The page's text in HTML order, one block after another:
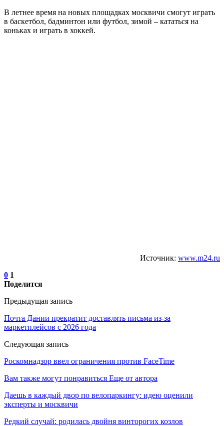
В летнее время на новых площадках москвичи смогут играть
в баскетбол, бадминтон или футбол, зимой – кататься на
коньках и играть в хоккей.
Источник: www.m24.ru
0 1
Поделится
Предыдущая запись
Почта Дании прекратит доставлять письма из-за
маркетплейсов с 2026 года
Следующая запись
Роскомнадзор ввел ограничения против FaceTime
Вам также могут понравиться Еще от автора
Даешь в каждый двор по велопаркингу: идею оценили
эксперты и москвичи
Редкий случай: родилась двойня винторогих козлов